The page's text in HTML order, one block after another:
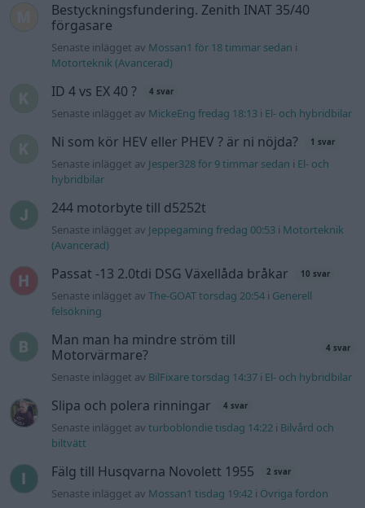
Bestyckningsfundering. Zenith INAT 35/40
förgasare
Senaste inlägget av Mossan1 för 18 timmar sedan i
Motorteknik (Avancerad)
ID 4 vs EX 40 ? 4 svar
Senaste inlägget av MickeEng fredag 18:13 i El- och hybridbilar
Ni som kör HEV eller PHEV ? är ni nöjda? 1 svar
Senaste inlägget av Jesper328 för 9 timmar sedan i El- och
hybridbilar
244 motorbyte till d5252t
Senaste inlägget av Jeppegaming fredag 00:53 i Motorteknik
(Avancerad)
Passat -13 2.0tdi DSG Växellåda bråkar 10 svar
Senaste inlägget avThe-GOAT torsdag 20:54 i Generell
felsökning
Man man ha mindre ström till
Motorvärmare?
4 svar
Senaste inlägget av BilFixare torsdag 14:37 i El- och hybridbilar
Slipa och polera rinningar 4 svar
Senaste inlägget avturboblondie tisdag 14:22 i Bilvård och
biltvätt
Fälg till Husqvarna Novolett 1955 2 svar
Senaste inlägget av Mossan1 tisdag 19:42 i Övriga fordon